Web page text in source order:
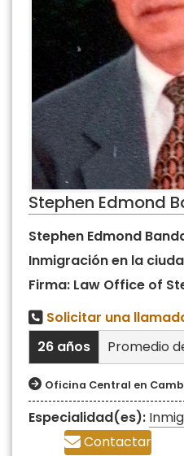
Stephen Edmond
Stephen Edmond
Inmigración en la
Firma: Law Office of
Solicitar una
26 años
Promedio
Oficina Central en
Especialidad(es):
Contactar